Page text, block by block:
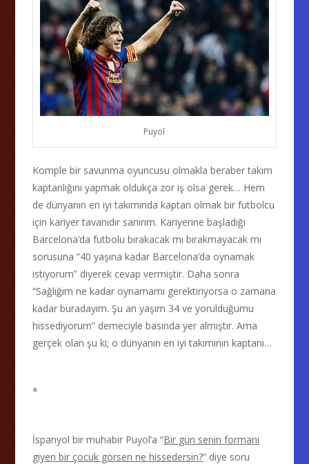
Puyol
Komple bir savunma oyuncusu olmakla beraber takım
kaptanlığını yapmak oldukça zor iş olsa gerek… Hem
de dünyanın en iyi takımında kaptan olmak bir futbolcu
için kariyer tavanıdır sanırım. Kariyerine başladığı
Barcelona’da futbolu bırakacak mı bırakmayacak mı
sorusuna “40 yaşına kadar Barcelona’da oynamak
istiyorum” diyerek cevap vermiştir. Daha sonra
“Sağlığım ne kadar oynamamı gerektiriyorsa o zamana
kadar buradayım. Şu an yaşım 34 ve yorulduğumu
hissediyorum” demeciyle basında yer almıştır. Ama
gerçek olan şu ki; o dünyanın en iyi takımının kaptanı…
*
İspanyol bir muhabir Puyol’a “Bir gün senin formanı
giyen bir çocuk görsen ne hissedersin?” diye soru